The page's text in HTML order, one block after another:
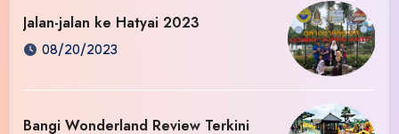
Jalan-jalan ke Hatyai 2023
08/20/2023
Bangi Wonderland Review Terkini